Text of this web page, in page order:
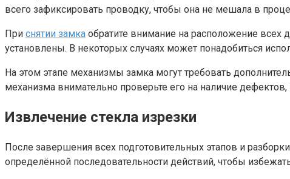
всего зафиксировать проводку, чтобы она не мешала в
При снятии замка обратите внимание на расположение всех
установлены. В некоторых случаях может понадобиться
На этом этапе механизмы замка могут требовать
механизма внимательно проверьте его на наличие дефектов,
Извлечение стекла изрезки
После завершения всех подготовительных этапов и
определённой последовательности действий, чтобы